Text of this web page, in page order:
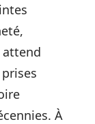
attend
À